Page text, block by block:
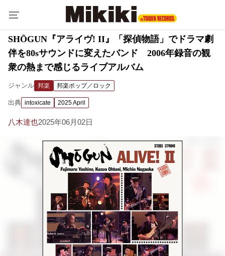
SHŌGUN『アライヴ! II』「探偵物語」でドラマ劇
伴を80sサウンドに変えたバンド 2006年録音の観
衆の熱まで感じるライブアルバム
ジャンル 邦楽 邦楽ポップ／ロック
出典 intoxicate 2025 April
八木達也2025年06月02日